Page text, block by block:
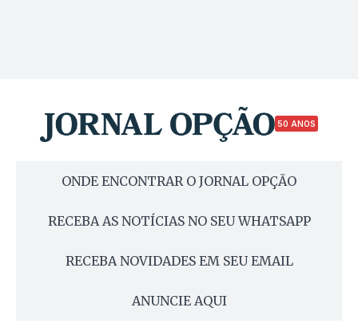
50 ANOS
ONDE ENCONTRAR O JORNAL OPÇÃO
RECEBA AS NOTÍCIAS NO SEU WHATSAPP
RECEBA NOVIDADES EM SEU EMAIL
ANUNCIE AQUI